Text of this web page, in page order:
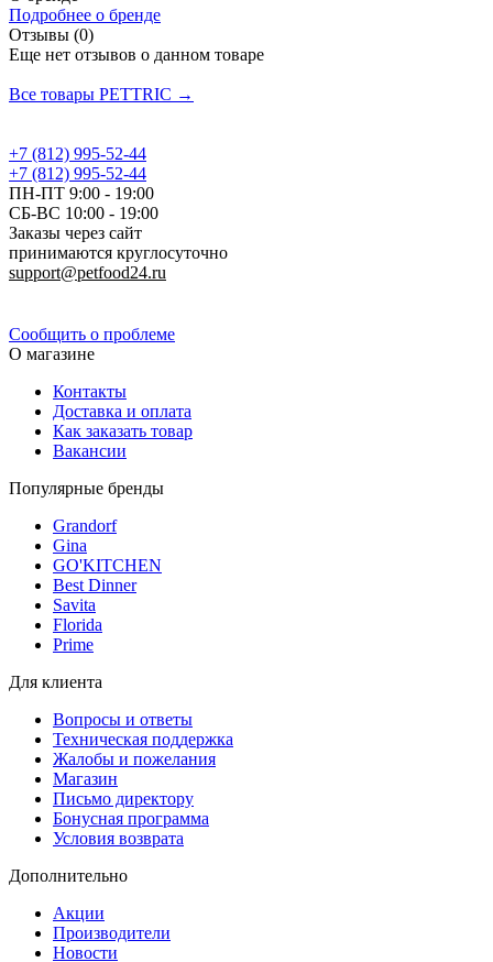
Подробнее о бренде
Отзывы (0)
Еще нет отзывов о данном товаре
Все товары PETTRIC →
+7 (812) 995-52-44
+7 (812) 995-52-44
ПН-ПТ 9:00 - 19:00
СБ-ВС 10:00 - 19:00
Заказы через сайт
принимаются круглосуточно
support@petfood24.ru
Сообщить о проблеме
О магазине
Контакты
Доставка и оплата
Как заказать товар
Вакансии
Популярные бренды
Grandorf
Gina
GO'KITCHEN
Best Dinner
Savita
Florida
Prime
Для клиента
Вопросы и ответы
Техническая поддержка
Жалобы и пожелания
Магазин
Письмо директору
Бонусная программа
Условия возврата
Дополнительно
Акции
Производители
Новости